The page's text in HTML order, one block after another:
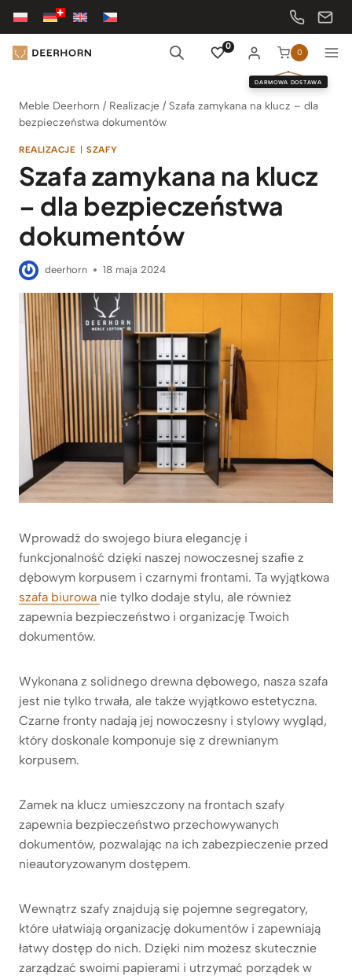
Przejdź
treści
0
0
DARMOWA DOSTAWA
Meble Deerhorn / Realizacje / Szafa zamykana na klucz – dla
bezpieczeństwa dokumentów
REALIZACJE | SZAFY
Szafa zamykana na klucz
– dla bezpieczeństwa
dokumentów
deerhorn 18 maja 2024
Wprowadź do swojego biura elegancję i
funkcjonalność dzięki naszej nowoczesnej szafie z
dębowym korpusem i czarnymi frontami. Ta wyjątkowa
szafa biurowa nie tylko dodaje stylu, ale również
zapewnia bezpieczeństwo i organizację Twoich
dokumentów.
Wykonana z solidnego drewna dębowego, nasza szafa
jest nie tylko trwała, ale także wyjątkowo estetyczna.
Czarne fronty nadają jej nowoczesny i stylowy wygląd,
który doskonale komponuje się z drewnianym
korpusem.
Zamek na klucz umieszczony na frontach szafy
zapewnia bezpieczeństwo przechowywanych
dokumentów, pozwalając na ich zabezpieczenie przed
nieautoryzowanym dostępem.
Wewnątrz szafy znajdują się pojemne segregatory,
które ułatwiają organizację dokumentów i zapewniają
łatwy dostęp do nich. Dzięki nim możesz skutecznie
zarządzać swoimi papierami i utrzymać porządek w